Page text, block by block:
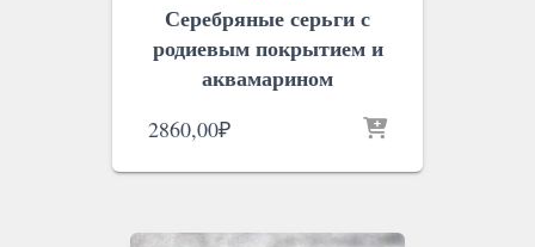
Серебряные серьги с
родиевым покрытием и
аквамарином
2860,00₽